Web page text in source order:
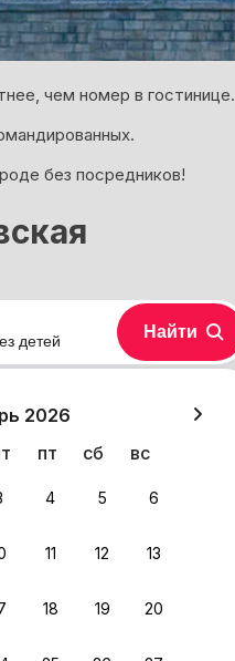
чем номер в гостинице.
без посредников!
2026
пт сб вс
4 5 6
11 12 13
18 19 20
детей Найти